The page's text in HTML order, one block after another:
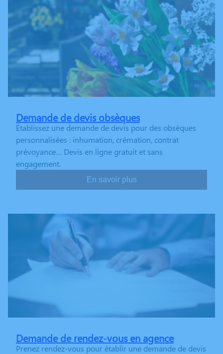
Demande de devis obsèques
Établissez une demande de devis pour des obsèques
personnalisées : inhumation, crémation, contrat
prévoyance… Devis en ligne gratuit et sans
engagement.
En savoir plus
Demande de rendez-vous en agence
Prenez rendez-vous pour établir une demande de devis